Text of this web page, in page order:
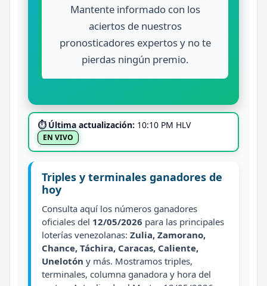
Mantente informado con los
aciertos de nuestros
pronosticadores expertos y no te
pierdas ningún premio.
⏱ Última actualización: 10:10 PM HLV
EN VIVO
Triples y terminales ganadores de
hoy
Consulta aquí los números ganadores
oficiales del 12/05/2026 para las principales
loterías venezolanas: Zulia, Zamorano,
Chance, Táchira, Caracas, Caliente,
Unelotón y más. Mostramos triples,
terminales, columna ganadora y hora del